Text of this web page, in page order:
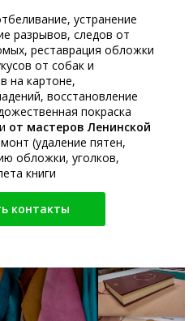
устранение
разрывов, следов от
реставрация обложки
от собак и
на картоне,
восстановление
покраска
от мастеров Ленинской
(удаление пятен,
обложки, уголков,
книги
контакты